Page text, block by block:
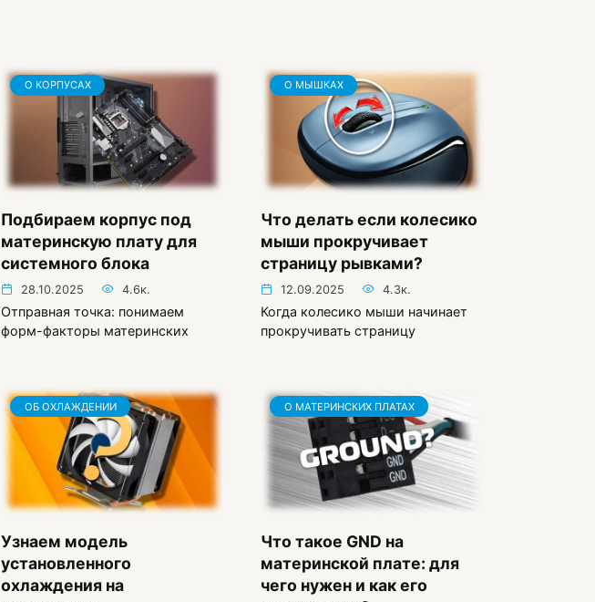
О КОРПУСАХ
Подбираем корпус под
материнскую плату для
системного блока
28.10.2025 4.6к.
Отправная точка: понимаем
форм-факторы материнских
О МЫШКАХ
Что делать если колесико
мыши прокручивает
страницу рывками?
12.09.2025 4.3к.
Когда колесико мыши начинает
прокручивать страницу
ОБ ОХЛАЖДЕНИИ
Узнаем модель
установленного
охлаждения на
О МАТЕРИНСКИХ ПЛАТАХ
Что такое GND на
материнской плате: для
чего нужен и как его